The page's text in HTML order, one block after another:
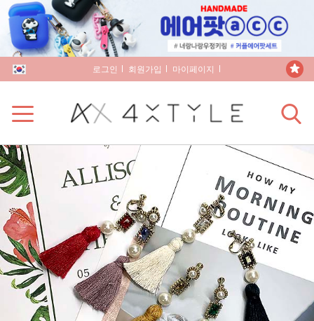
로그인 회원가입 마이페이지